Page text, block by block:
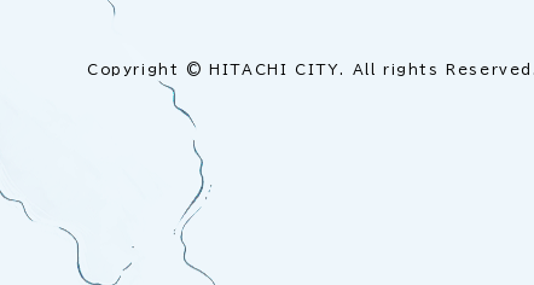
Copyright © HITACHI CITY. All rights Reserved.